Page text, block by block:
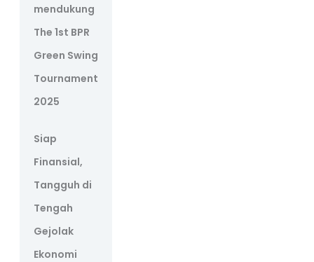
mendukung
The 1st BPR
Green Swing
Tournament
2025
Siap
Finansial,
Tangguh di
Tengah
Gejolak
Ekonomi